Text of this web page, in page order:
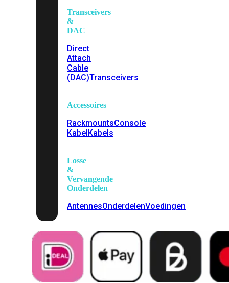
Transceivers
&
DAC
Direct
Attach
Cable
(DAC)Transceivers
Accessoires
RackmountsConsole
KabelKabels
Losse
&
Vervangende
Onderdelen
AntennesOnderdelenVoedingen